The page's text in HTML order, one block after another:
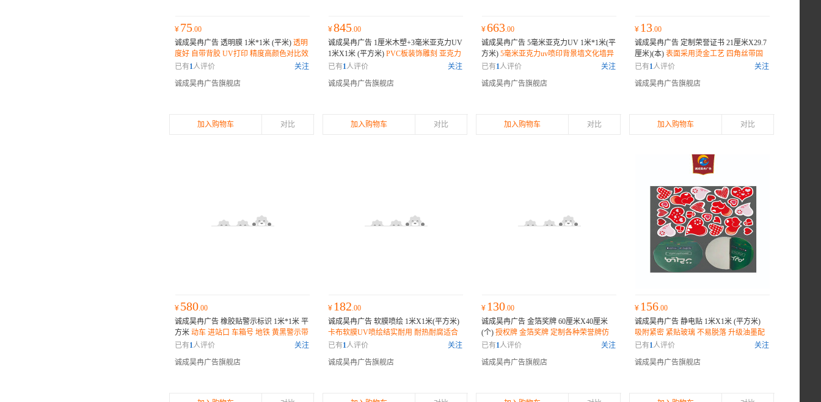
¥ 75.00
诚成昊冉广告 透明膜 1米*1米 (平米) 透明
度好 自带背胶 UV打印 精度高颜色对比效
果好 透明效果对比 适用各种场合
已有1人评价
关注
诚成昊冉广告旗舰店
加入购物车 对比
¥845.00
诚成昊冉广告 1厘米木塑+3毫米亚克力UV
1米X1米 (平方米) PVC板装饰雕刻 亚克力
uv打印 专业厂家 支持定制 免费设计 独具
已有1人评价
关注
诚成昊冉广告旗舰店
加入购物车 对比
¥663.00
诚成昊冉广告 5毫米亚克力UV 1米*1米(平
方米) 5毫米亚克力uv喷印背景墙文化墙异
形切割 专业团队 值得信赖您满意是我们
已有1人评价
关注
诚成昊冉广告旗舰店
加入购物车 对比
¥ 13.00
诚成昊冉广告 定制荣誉证书 21厘米X29.7
厘米)(本) 表面采用烫金工艺 四角丝带固
定 不易脱落金属烫金工艺 字迹立体效果
已有1人评价
关注
诚成昊冉广告旗舰店
加入购物车 对比
¥ 580.00
诚成昊冉广告 橡胶贴警示标识 1米*1米 平
方米 动车 进站口 车箱号 地铁 黄黑警示带
小心站台间隙 磨砂防滑 印刷清晰加厚防
已有1人评价
关注
诚成昊冉广告旗舰店
¥ 182.00
诚成昊冉广告 软膜喷绘 1米X1米(平方米)
卡布软膜UV喷绘结实耐用 耐热耐腐适合
多种不同场景安装更换画面 软膜直接塞进
已有1人评价
关注
诚成昊冉广告旗舰店
¥ 130.00
诚成昊冉广告 金箔奖牌 60厘米X40厘米
(个) 授权牌 金箔奖牌 定制各种荣誉牌仿
红木板奖牌框木托底座
已有1人评价
关注
诚成昊冉广告旗舰店
¥ 156.00
诚成昊冉广告 静电贴 1米X1米 (平方米)
吸附紧密 紧贴玻璃 不易脱落 升级油墨配
方 防水印刷工艺
已有1人评价
关注
诚成昊冉广告旗舰店